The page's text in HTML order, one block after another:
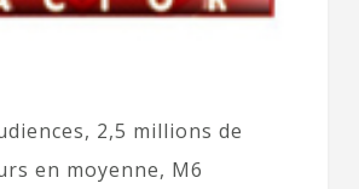
2,5 millions de
en moyenne, M6